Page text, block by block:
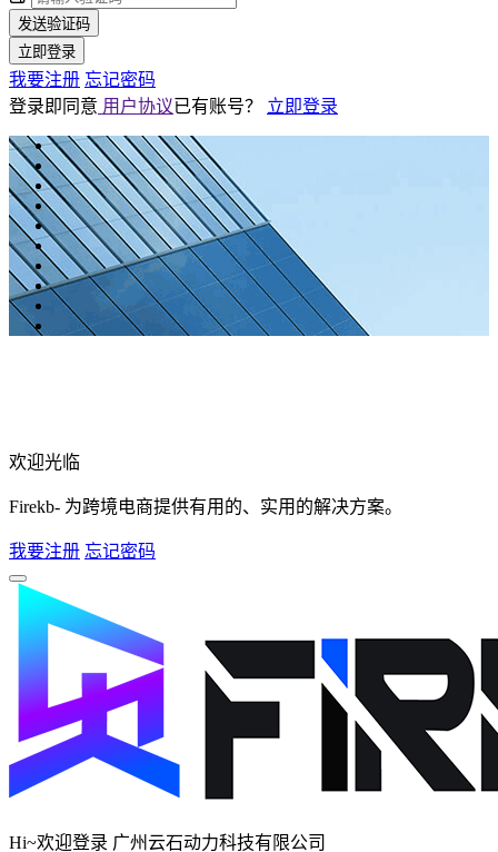
发送验证码
立即登录
我要注册 忘记密码
登录即同意 用户协议已有账号？ 立即登录
欢迎光临
Firekb- 为跨境电商提供有用的、实用的解决方案。
我要注册 忘记密码
Hi~欢迎登录 广州云石动力科技有限公司